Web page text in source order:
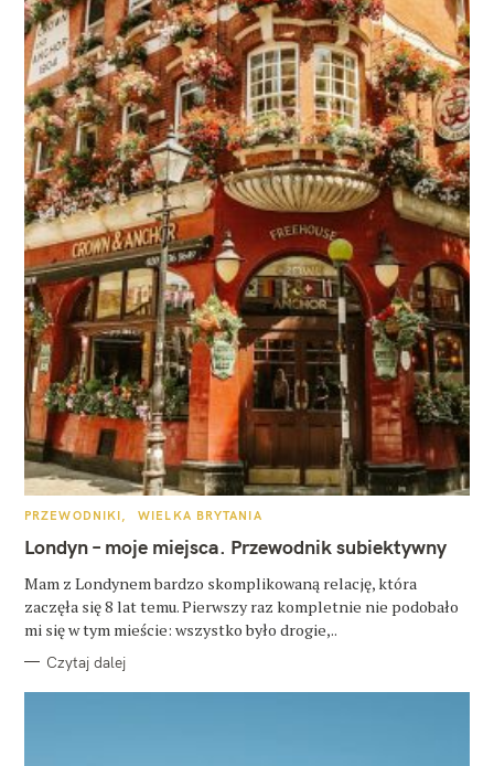
K
T
E
O
R
I
PRZEWODNIKI WIELKA BRYTANIA
Londyn – moje miejsca. Przewodnik subiektywny
Mam z Londynem bardzo skomplikowaną relację, która
zaczęła się 8 lat temu. Pierwszy raz kompletnie nie podobało
mi się w tym mieście: wszystko było drogie,..
Czytaj dalej